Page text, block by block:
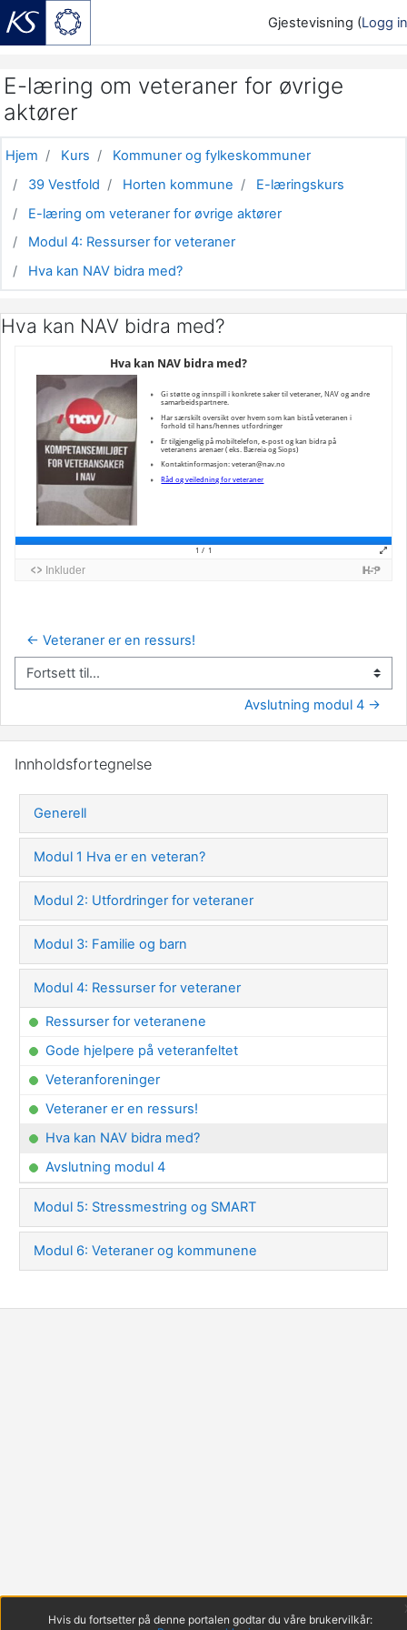
Gjestevisning (Logg
E-læring om veteraner for øvrige
aktører
Hjem Kurs
Kommuner og fylkeskommuner
39 Vestfold
Horten kommune
E-læringskurs
E-læring om veteraner for øvrige aktører
Modul 4: Ressurser for veteraner
Hva kan NAV bidra med?
Hva kan NAV bidra med?
← Veteraner er en ressurs!
Fortsett til...
Avslutning modul 4 →
Innholdsfortegnelse
Generell
Modul 1 Hva er en veteran?
Modul 2: Utfordringer for veteraner
Modul 3: Familie og barn
Modul 4: Ressurser for veteraner
Ressurser for veteranene
Gode hjelpere på veteranfeltet
Veteranforeninger
Veteraner er en ressurs!
Hva kan NAV bidra med?
Avslutning modul 4
Modul 5: Stressmestring og SMART
Modul 6: Veteraner og kommunene
Hvis du fortsetter på denne portalen godtar du våre brukervilkår: